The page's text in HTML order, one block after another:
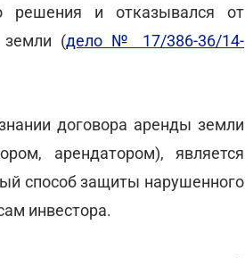
решения и отказывался от
земли (дело № 17/386-36/14-
договора аренды земли
арендатором), является
способ защиты нарушенного
инвестора.